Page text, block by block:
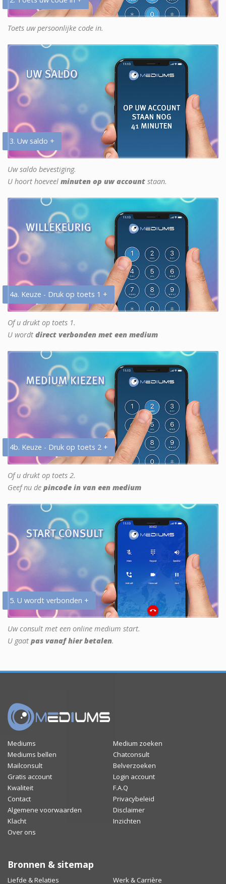
Toets uw persoonlijke code in.
3. Uw saldo +
Uw saldo bevestiging.
U hoort hoeveel minuten op uw account staan.
4a. Keuze - Druk op toets 1 +
Of u drukt op toets 1.
U wordt direct verbonden met een medium
4b. Keuze - Druk op toets 2 +
Of u drukt op toets 2.
Geef nu de pincode in van een medium
5. U wordt verbonden +
Uw consult met een online medium start.
U gaat pas vanaf hier betalen.
Mediums
Medium zoeken
Mediums bellen
Chatconsult
Mailconsult
Belverzoeken
Gratis account
Login account
Kwaliteit
F.A.Q
Contact
Privacybeleid
Algemene voorwaarden
Disclaimer
Klacht
Inzichten
Over ons
Bronnen & sitemap
Liefde & Relaties Werk & Carrière